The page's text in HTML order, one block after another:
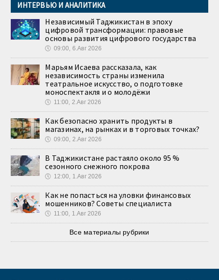
ИНТЕРВЬЮ И АНАЛИТИКА
Независимый Таджикистан в эпоху
цифровой трансформации: правовые
основы развития цифрового государства
🕔 09:00, 6.Авг 2026
Марьям Исаева рассказала, как
независимость страны изменила
театральное искусство, о подготовке
моноспектакля и о молодёжи
🕔 11:00, 2.Авг 2026
Как безопасно хранить продукты в
магазинах, на рынках и в торговых точках?
🕔 09:00, 2.Авг 2026
В Таджикистане растаяло около 95 %
сезонного снежного покрова
🕔 12:00, 1.Авг 2026
Как не попасться на уловки финансовых
мошенников? Советы специалиста
🕔 11:00, 1.Авг 2026
Все материалы рубрики